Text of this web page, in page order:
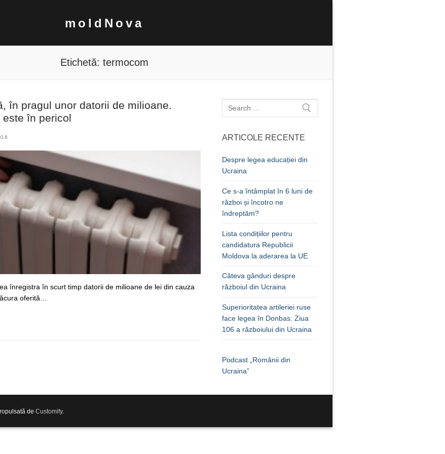
moldNova
Etichetă: termocom
în pragul unor datorii de milioane.
în pericol
înregistra în scurt timp datorii de milioane de lei din cauza
oferită…
Caută
după:
ARTICOLE RECENTE
Despre legea educației din
Ucraina
Ce s-a întâmplat în 6 luni de
război și încotro ne
îndreptăm?
Lista condițiilor pentru
candidatura Republicii
Moldova la aderarea la UE
Câteva gânduri despre
războiul din Ucraina
Superioritatea artileriei ruse
face legea în Donbas. Ziua
106 a războiului din Ucraina
Podcast „Românii din
Ucraina”
de Customify.